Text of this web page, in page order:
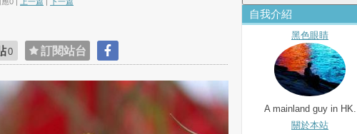
0 訂閱站台
自我介紹
黑色眼睛
A mainland guy in HK.
關於本站